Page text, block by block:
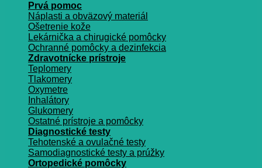
Prvá pomoc
Náplasti a obväzový materiál
Ošetrenie kože
Lekárnička a chirugické pomôcky
Ochranné pomôcky a dezinfekcia
Zdravotnícke prístroje
Teplomery
Tlakomery
Oxymetre
Inhalátory
Glukomery
Ostatné prístroje a pomôcky
Diagnostické testy
Tehotenské a ovulačné testy
Samodiagnostické testy a prúžky
Ortopedické pomôcky